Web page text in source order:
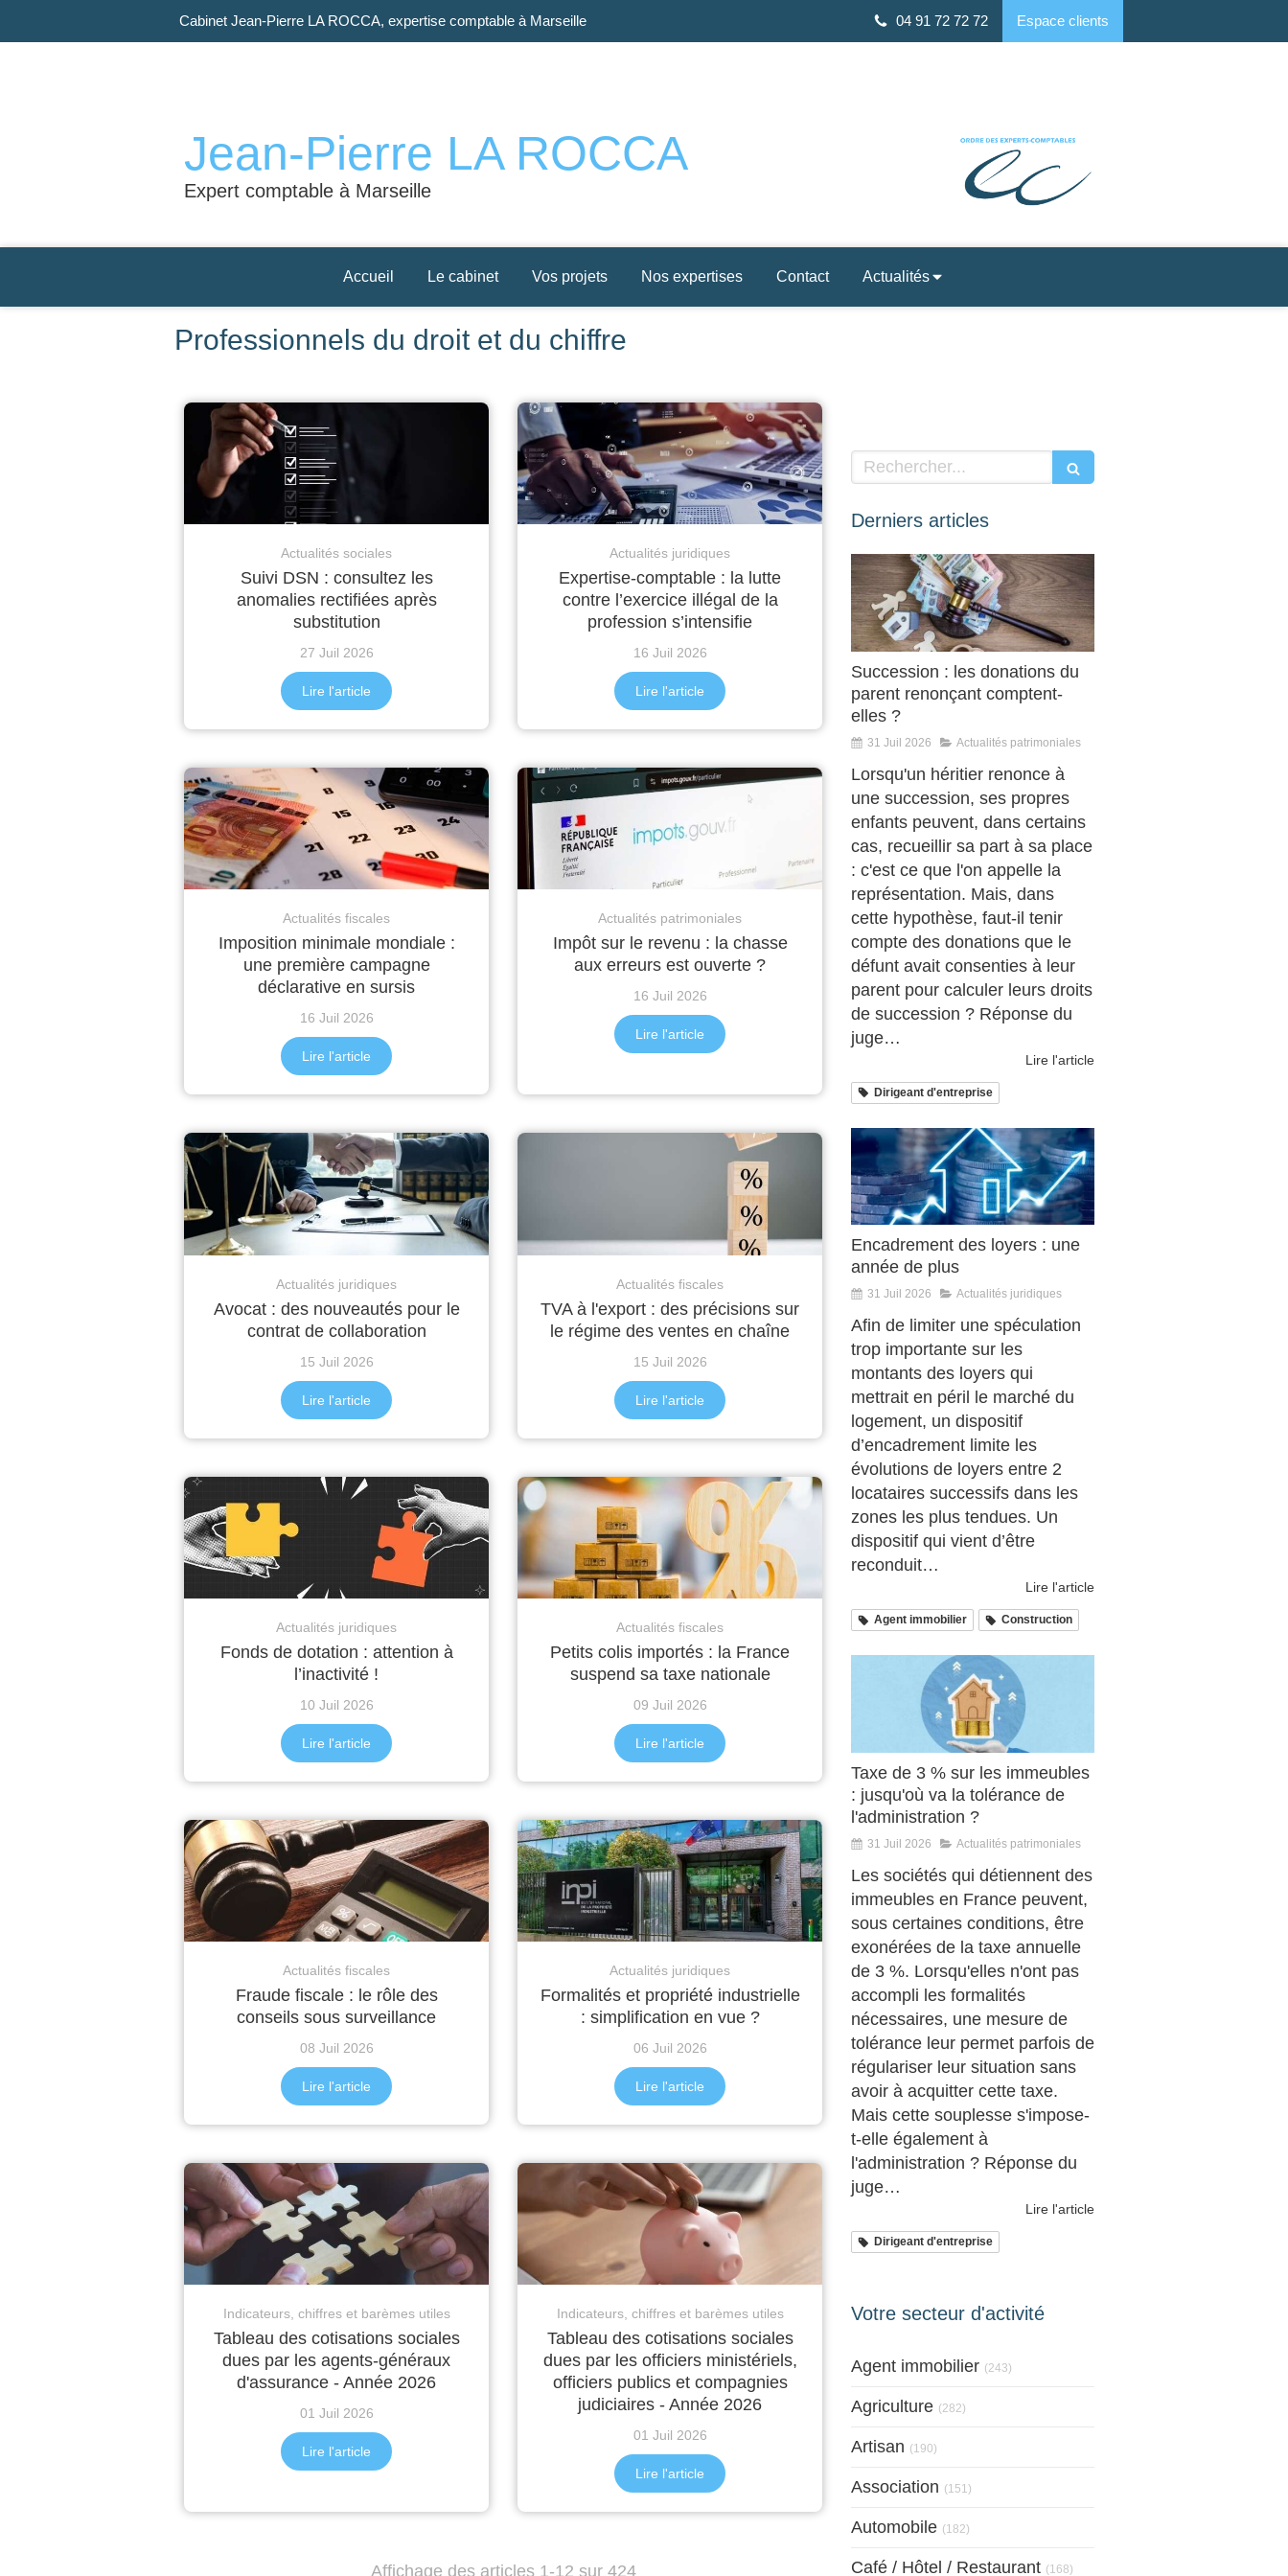
Cabinet Jean-Pierre LA ROCCA, expertise comptable à Marseille Espace clients
04 91 72 72 72
Jean-Pierre LA ROCCA
Expert comptable à Marseille
Accueil Le cabinet Vos projets Nos expertises Contact Actualités
Professionnels du droit et du chiffre
Actualités sociales
Suivi DSN : consultez les
anomalies rectifiées après
substitution
27 Juil 2026
Lire l'article
Actualités juridiques
Expertise-comptable : la lutte
contre l’exercice illégal de la
profession s’intensifie
16 Juil 2026
Lire l'article
Actualités fiscales
Imposition minimale mondiale :
une première campagne
déclarative en sursis
16 Juil 2026
Lire l'article
Actualités patrimoniales
Impôt sur le revenu : la chasse
aux erreurs est ouverte ?
16 Juil 2026
Lire l'article
Actualités juridiques
Avocat : des nouveautés pour le
contrat de collaboration
15 Juil 2026
Lire l'article
Actualités fiscales
TVA à l'export : des précisions sur
le régime des ventes en chaîne
15 Juil 2026
Lire l'article
Actualités juridiques
Fonds de dotation : attention à
l’inactivité !
10 Juil 2026
Lire l'article
Actualités fiscales
Petits colis importés : la France
suspend sa taxe nationale
09 Juil 2026
Lire l'article
Actualités fiscales
Fraude fiscale : le rôle des
conseils sous surveillance
08 Juil 2026
Lire l'article
Actualités juridiques
Formalités et propriété industrielle
: simplification en vue ?
06 Juil 2026
Lire l'article
Indicateurs, chiffres et barèmes utiles
Tableau des cotisations sociales
dues par les agents-généraux
d'assurance - Année 2026
01 Juil 2026
Lire l'article
Indicateurs, chiffres et barèmes utiles
Tableau des cotisations sociales
dues par les officiers ministériels,
officiers publics et compagnies
judiciaires - Année 2026
01 Juil 2026
Lire l'article
Affichage des articles 1-12 sur 424
Rechercher
Derniers articles
Succession : les donations du
parent renonçant comptent-
elles ?
31 Juil 2026 Actualités patrimoniales
Lorsqu'un héritier renonce à
une succession, ses propres
enfants peuvent, dans certains
cas, recueillir sa part à sa place
: c'est ce que l'on appelle la
représentation. Mais, dans
cette hypothèse, faut-il tenir
compte des donations que le
défunt avait consenties à leur
parent pour calculer leurs droits
de succession ? Réponse du
juge…
Lire l'article
Dirigeant d'entreprise
Encadrement des loyers : une
année de plus
31 Juil 2026 Actualités juridiques
Afin de limiter une spéculation
trop importante sur les
montants des loyers qui
mettrait en péril le marché du
logement, un dispositif
d’encadrement limite les
évolutions de loyers entre 2
locataires successifs dans les
zones les plus tendues. Un
dispositif qui vient d’être
reconduit…
Lire l'article
Agent immobilier Construction
Taxe de 3 % sur les immeubles
: jusqu'où va la tolérance de
l'administration ?
31 Juil 2026 Actualités patrimoniales
Les sociétés qui détiennent des
immeubles en France peuvent,
sous certaines conditions, être
exonérées de la taxe annuelle
de 3 %. Lorsqu'elles n'ont pas
accompli les formalités
nécessaires, une mesure de
tolérance leur permet parfois de
régulariser leur situation sans
avoir à acquitter cette taxe.
Mais cette souplesse s'impose-
t-elle également à
l'administration ? Réponse du
juge…
Lire l'article
Dirigeant d'entreprise
Votre secteur d'activité
Agent immobilier (243)
Agriculture (282)
Artisan (190)
Association (151)
Automobile (182)
Café / Hôtel / Restaurant (168)